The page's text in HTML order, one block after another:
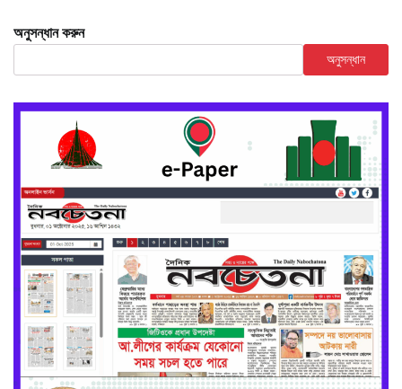
অনুসন্ধান করুন
অনুসন্ধান